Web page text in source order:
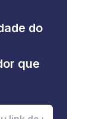
do
que